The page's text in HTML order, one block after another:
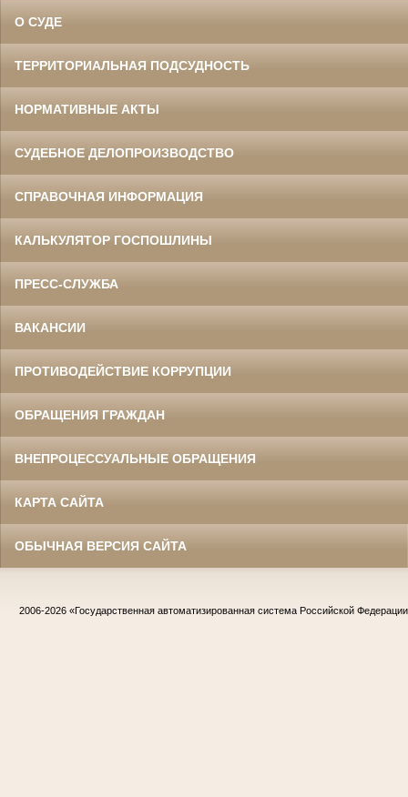
О СУДЕ
ТЕРРИТОРИАЛЬНАЯ ПОДСУДНОСТЬ
НОРМАТИВНЫЕ АКТЫ
СУДЕБНОЕ ДЕЛОПРОИЗВОДСТВО
СПРАВОЧНАЯ ИНФОРМАЦИЯ
КАЛЬКУЛЯТОР ГОСПОШЛИНЫ
ПРЕСС-СЛУЖБА
ВАКАНСИИ
ПРОТИВОДЕЙСТВИЕ КОРРУПЦИИ
ОБРАЩЕНИЯ ГРАЖДАН
ВНЕПРОЦЕССУАЛЬНЫЕ ОБРАЩЕНИЯ
КАРТА САЙТА
ОБЫЧНАЯ ВЕРСИЯ САЙТА
2006-2026 «Государственная автоматизированная система Российской